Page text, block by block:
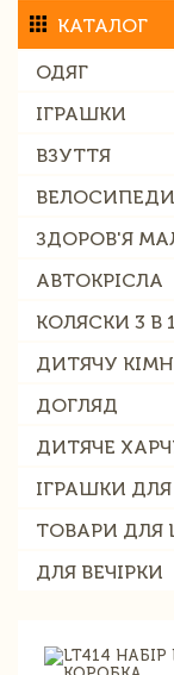
КАТАЛОГ
ОДЯГ
ІГРАШКИ
ВЗУТТЯ
ЗДОРОВ'Я
АВТОКРІСЛА
КОЛЯСКИ 3 В
ДИТЯЧУ
ДОГЛЯД
ДИТЯЧЕ
ІГРАШКИ
ТОВАРИ ДЛЯ
ДЛЯ ВЕЧІРКИ